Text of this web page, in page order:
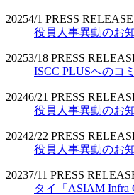
20254/1 PRESS RELEASE
役員人事異動のお
20253/18 PRESS
ISCC PLUSへのコ
20246/21 PRESS
役員人事異動のお
20242/22 PRESS
役員人事異動のお
20237/11 PRESS
タイ「ASIAM Infra